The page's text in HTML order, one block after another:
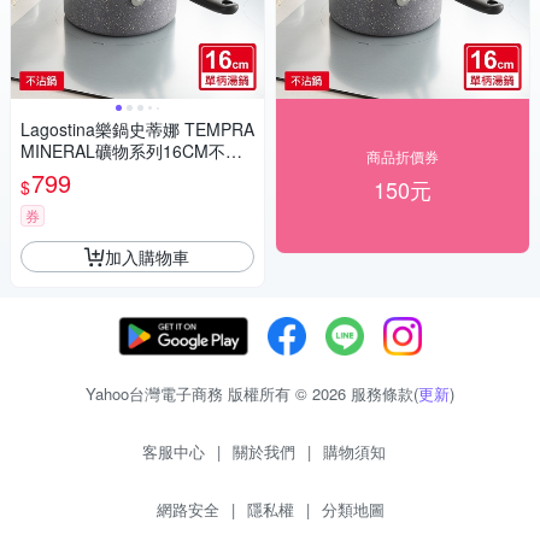
Lagostina樂鍋史蒂娜 TEMPRA
MINERAL礦物系列16CM不沾
湯鍋(適用電磁爐)
$799
券
加入購物車
商品折價券
150元
Yahoo台灣電子商務 版權所有 © 2026 服務條款(更新)
客服中心 | 關於我們 | 購物須知
網路安全 | 隱私權 | 分類地圖